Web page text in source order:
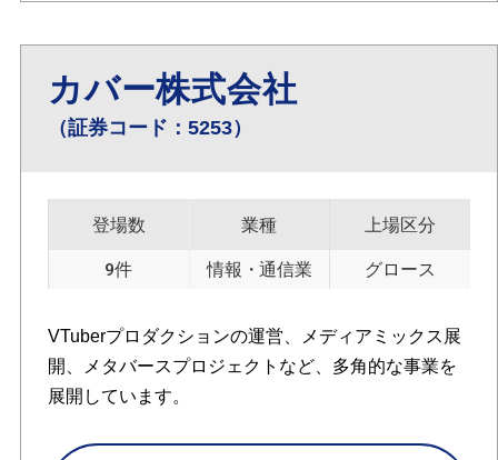
カバー株式会社
（証券コード：5253）
登場数
9件
業種
情報・通信業
上場区分
グロース
VTuberプロダクションの運営、メディアミックス展
開、メタバースプロジェクトなど、多角的な事業を
展開しています。